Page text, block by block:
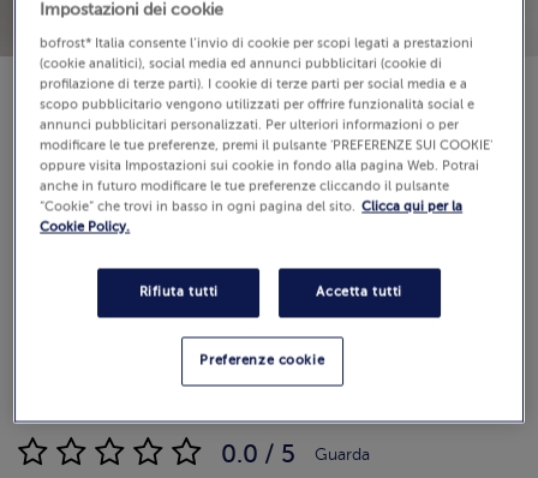
Disponibilità
€ 68,99
0.0 / 5 Guarda
Impostazioni dei cookie
bofrost* Italia consente l’invio di cookie per scopi legati a prestazioni
(cookie analitici), social media ed annunci pubblicitari (cookie di
profilazione di terze parti). I cookie di terze parti per social media e a
scopo pubblicitario vengono utilizzati per offrire funzionalità social e
annunci pubblicitari personalizzati. Per ulteriori informazioni o per
modificare le tue preferenze, premi il pulsante 'PREFERENZE SUI COOKIE'
oppure visita Impostazioni sui cookie in fondo alla pagina Web. Potrai
anche in futuro modificare le tue preferenze cliccando il pulsante
“Cookie” che trovi in basso in ogni pagina del sito. Clicca qui per la
Cookie Policy.
Rifiuta tutti Accetta tutti
Preferenze cookie